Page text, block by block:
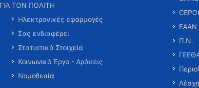
ΓΙΑ ΤΟΝ ΠΟΛΙΤΗ
Ηλεκτρονικές εφαρμογές
Σας ενδιαφέρει
Στατιστικά Στοιχεία
Κοινωνικό Έργο - Δράσεις
Νομοθεσία
CEPOL
ΕΑΑΝ
Π.Ν.